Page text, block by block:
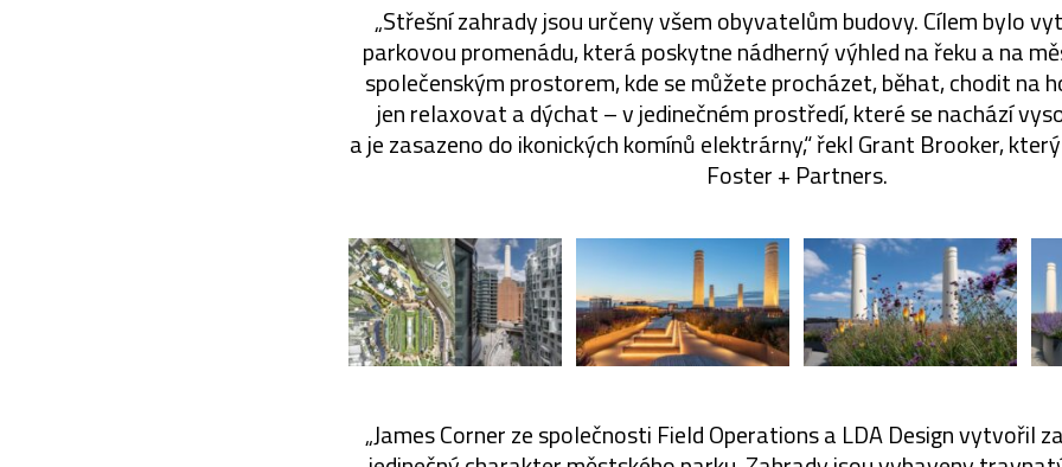
„Střešní zahrady jsou určeny všem obyvatelům budovy. Cílem bylo
parkovou promenádu, která poskytne nádherný výhled na řeku a na
společenským prostorem, kde se můžete procházet, běhat, chodit na
jen relaxovat a dýchat – v jedinečném prostředí, které se nachází
a je zasazeno do ikonických komínů elektrárny,“ řekl Grant Brooker,
Foster + Partners.
„James Corner ze společnosti Field Operations a LDA Design vytvořil